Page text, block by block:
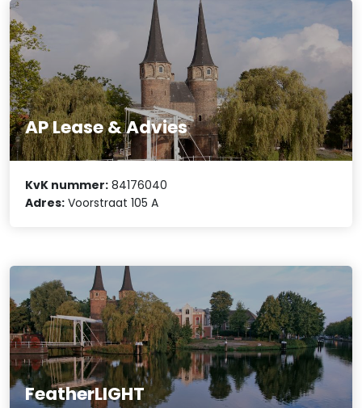
AP Lease & Advies
KvK nummer: 84176040
Adres: Voorstraat 105 A
FeatherLIGHT